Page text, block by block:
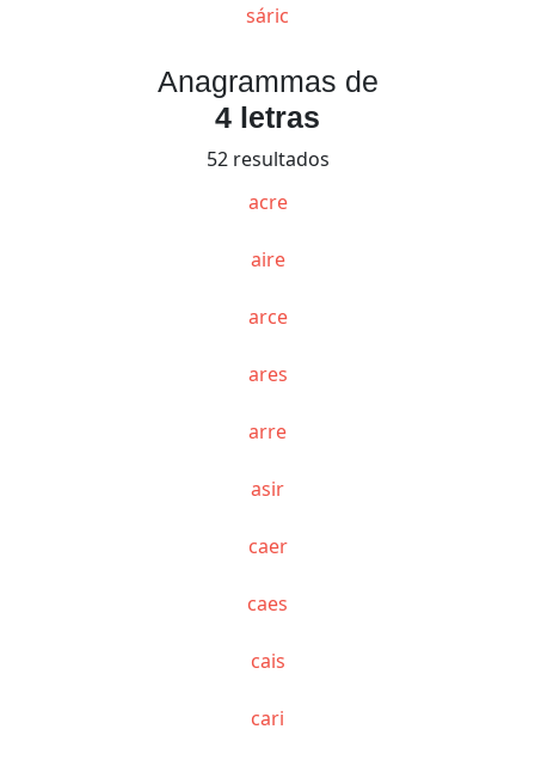
sáric
Anagrammas de
4 letras
52 resultados
acre
aire
arce
ares
arre
asir
caer
caes
cais
cari